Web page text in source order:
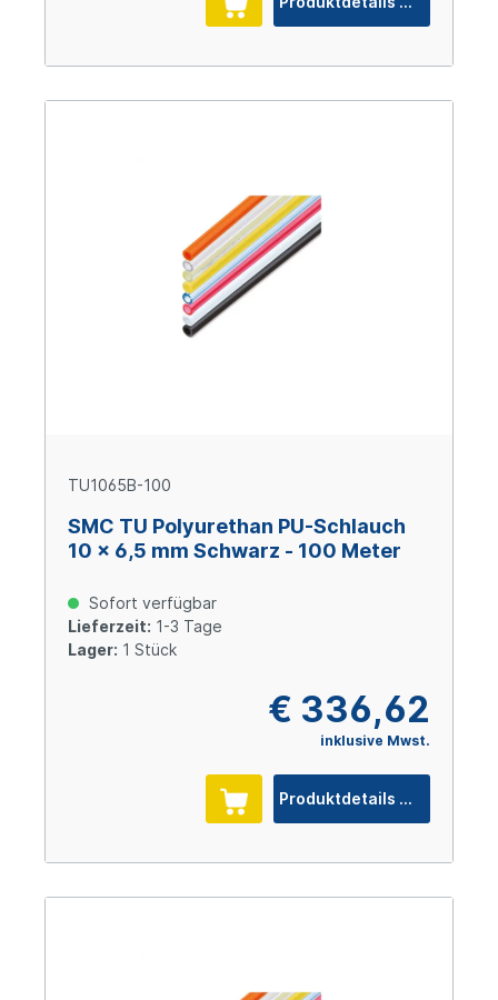
TU1065B-100
SMC TU Polyurethan PU-Schlauch
10 x 6,5 mm Schwarz - 100 Meter
Sofort verfügbar
Lieferzeit: 1-3 Tage
Lager: 1 Stück
€ 336,62
inklusive Mwst.
Produktdetails